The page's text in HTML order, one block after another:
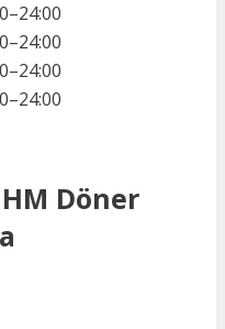
Döner